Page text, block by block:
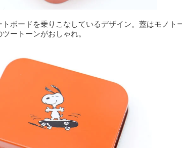
ボードを乗りこなしているデザイン。蓋はモノト
ートーンがおしゃれ。